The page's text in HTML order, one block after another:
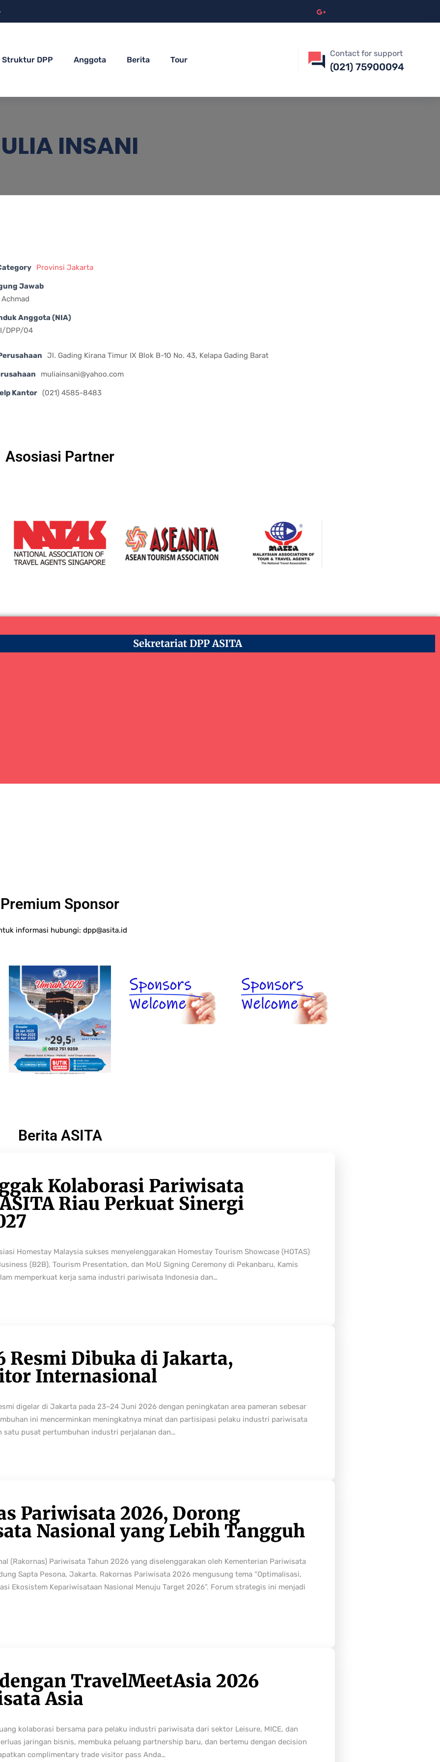
Struktur DPP Anggota Berita Tour
Contact for support
(021) 75900094
INSANI
Provinsi Jakarta
Jawab
Anggota (NIA)
DPP/04
Jl. Gading Kirana Timur IX Blok B-10 No. 43, Kelapa Gading Barat
muliainsani@yahoo.com
Kantor (021) 4585-8483
Asosiasi Partner
Sekretariat DPP ASITA
Premium Sponsor
informasi hubungi: dpp@asita.id
Berita ASITA
Kolaborasi Pariwisata
Riau Perkuat Sinergi
Homestay Malaysia sukses menyelenggarakan Homestay Tourism Showcase (HOTAS)
(B2B), Tourism Presentation, dan MoU Signing Ceremony di Pekanbaru, Kamis
memperkuat kerja sama industri pariwisata Indonesia dan…
Resmi Dibuka di Jakarta,
Internasional
digelar di Jakarta pada 23–24 Juni 2026 dengan peningkatan area pameran sebesar
ini mencerminkan meningkatnya minat dan partisipasi pelaku industri pariwisata
satu pusat pertumbuhan industri perjalanan dan…
Pariwisata 2026, Dorong
Nasional yang Lebih Tangguh
(Rakornas) Pariwisata Tahun 2026 yang diselenggarakan oleh Kementerian Pariwisata
Sapta Pesona, Jakarta. Rakornas Pariwisata 2026 mengusung tema “Optimalisasi,
Ekosistem Kepariwisataan Nasional Menuju Target 2026”. Forum strategis ini menjadi
TravelMeetAsia 2026
Asia
kolaborasi bersama para pelaku industri pariwisata dari sektor Leisure, MICE, dan
jaringan bisnis, membuka peluang partnership baru, dan bertemu dengan decision
complimentary trade visitor pass Anda…